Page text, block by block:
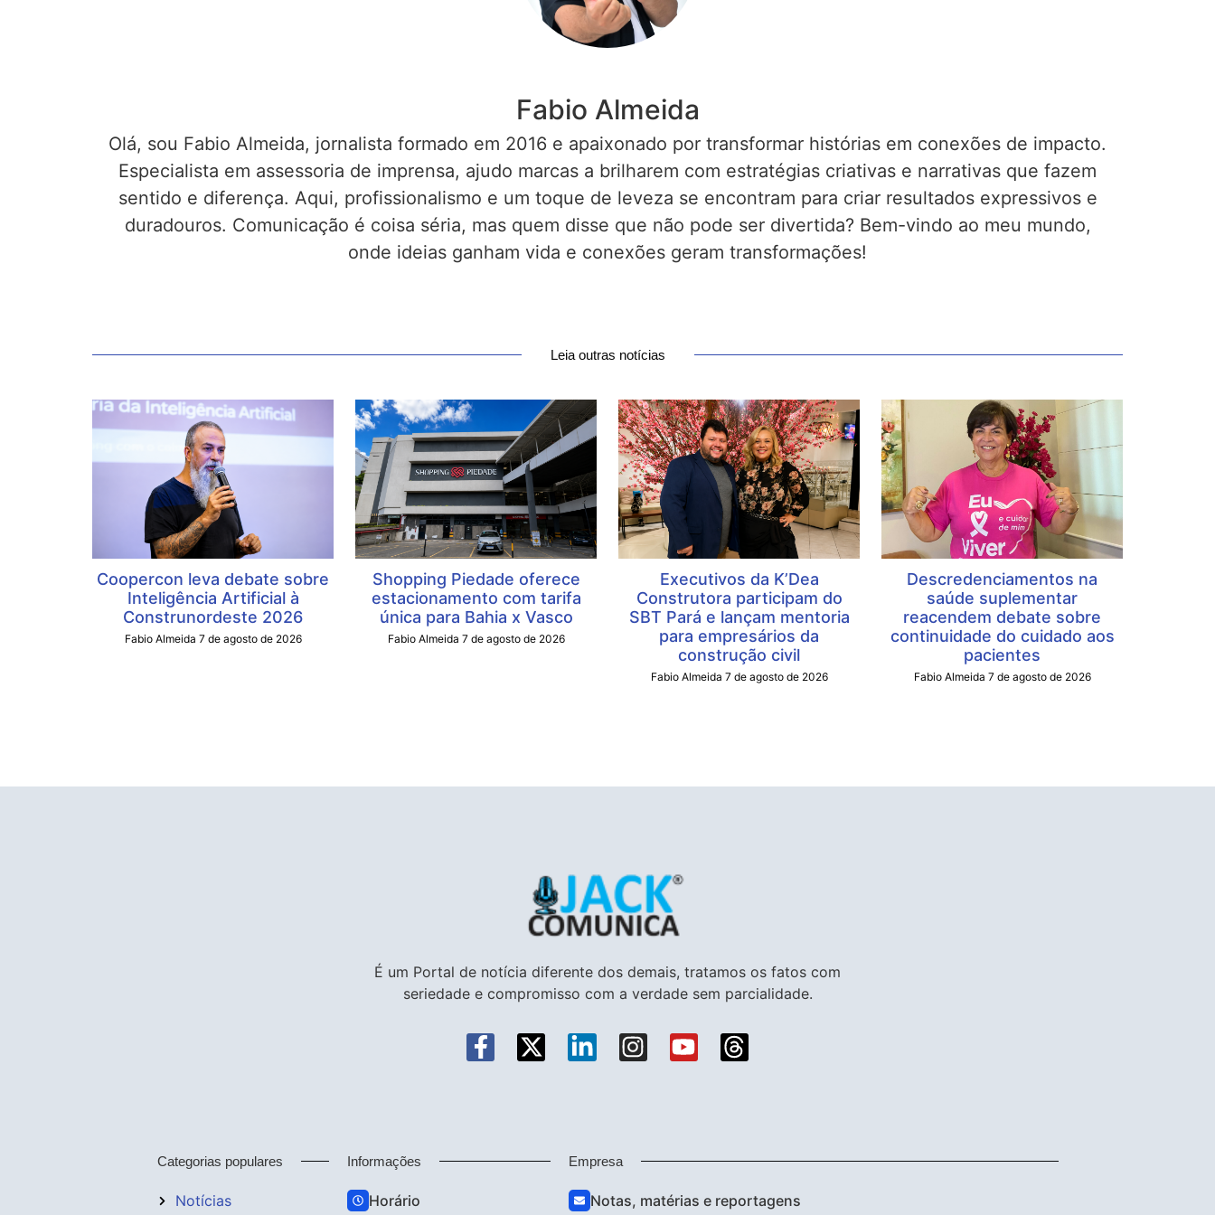
Fabio Almeida
Olá, sou Fabio Almeida, jornalista formado em 2016 e apaixonado por transformar histórias em conexões de impacto.
Especialista em assessoria de imprensa, ajudo marcas a brilharem com estratégias criativas e narrativas que fazem
sentido e diferença. Aqui, profissionalismo e um toque de leveza se encontram para criar resultados expressivos e
duradouros. Comunicação é coisa séria, mas quem disse que não pode ser divertida? Bem-vindo ao meu mundo,
onde ideias ganham vida e conexões geram transformações!
Leia outras notícias
Coopercon leva debate sobre
Inteligência Artificial à
Construnordeste 2026
Fabio Almeida 7 de agosto de 2026
Shopping Piedade oferece
estacionamento com tarifa
única para Bahia x Vasco
Fabio Almeida 7 de agosto de 2026
Executivos da K’Dea
Construtora participam do
SBT Pará e lançam mentoria
para empresários da
construção civil
Fabio Almeida 7 de agosto de 2026
Descredenciamentos na
saúde suplementar
reacendem debate sobre
continuidade do cuidado aos
pacientes
Fabio Almeida 7 de agosto de 2026
É um Portal de notícia diferente dos demais, tratamos os fatos com
seriedade e compromisso com a verdade sem parcialidade.
Categorias populares
Notícias
Informações
Horário
Empresa
Notas, matérias e reportagens